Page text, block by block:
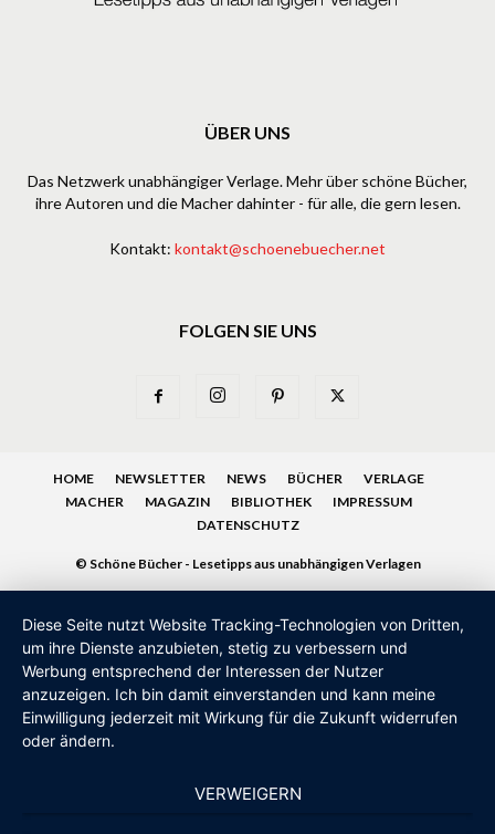
ÜBER UNS
Das Netzwerk unabhängiger Verlage. Mehr über schöne Bücher,
ihre Autoren und die Macher dahinter - für alle, die gern lesen.
Kontakt: kontakt@schoenebuecher.net
FOLGEN SIE UNS
HOME NEWSLETTER NEWS BÜCHER
VERLAGE
MACHER
MAGAZIN BIBLIOTHEK
IMPRESSUM
DATENSCHUTZ
© Schöne Bücher - Lesetipps aus unabhängigen Verlagen
Diese Seite nutzt Website Tracking-Technologien von Dritten,
um ihre Dienste anzubieten, stetig zu verbessern und
Werbung entsprechend der Interessen der Nutzer
anzuzeigen. Ich bin damit einverstanden und kann meine
Einwilligung jederzeit mit Wirkung für die Zukunft widerrufen
oder ändern.
VERWEIGERN